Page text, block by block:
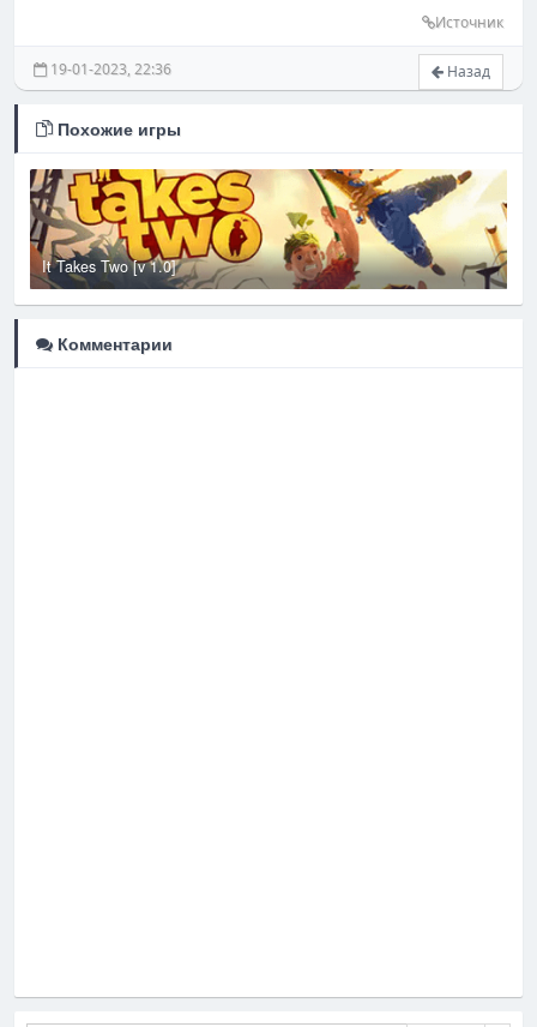
Источник
Назад
19-01-2023, 22:36
Похожие игры
It Takes Two [v 1.0]
Комментарии